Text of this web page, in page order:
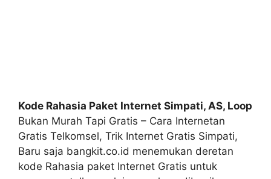
Kode Rahasia Paket Internet Simpati, AS, Loop
Bukan Murah Tapi Gratis – Cara Internetan
Gratis Telkomsel, Trik Internet Gratis Simpati,
Baru saja bangkit.co.id menemukan deretan
kode Rahasia paket Internet Gratis untuk